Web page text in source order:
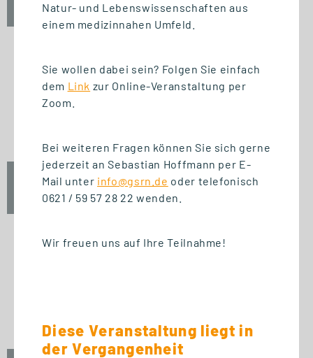
09:00 Uhr
START ZERTIFIKAT
Introduction to Innovation
Fr., 25. September 2026
10:00 Uhr
Natur- und Lebenswissenschaften aus
einem medizinnahen Umfeld.
Sie wollen dabei sein? Folgen Sie einfach
dem Link zur Online-Veranstaltung per
Zoom.
Bei weiteren Fragen können Sie sich gerne
jederzeit an Sebastian Hoffmann per E-
Mail unter info@gsrn.de oder telefonisch
0621 / 59 57 28 22 wenden.
Wir freuen uns auf Ihre Teilnahme!
Diese Veranstaltung liegt in
der Vergangenheit